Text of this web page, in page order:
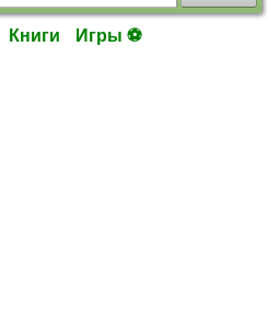
Книги Игры ⚽